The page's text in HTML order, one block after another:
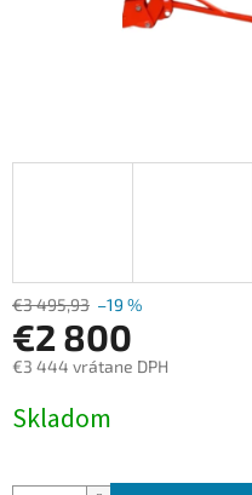
€3 495,93 –19 %
€2 800
€3 444 vrátane DPH
cena:
Skladom